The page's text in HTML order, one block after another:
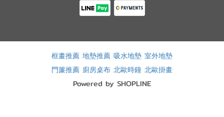
框畫推薦 地墊推薦 吸水地墊 室外地墊
門簾推薦 廚房桌布 北歐時鐘 北歐掛畫
Powered by SHOPLINE